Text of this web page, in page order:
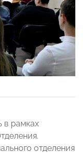
в рамках
отделения